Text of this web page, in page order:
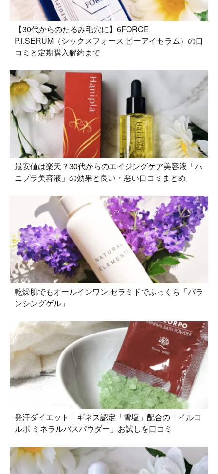
【30代からのたるみ毛穴に】6FORCE
P.i.SERUM（シックスフォース ピーアイセラム）の口
コミと定期購入解約まで
最安値は楽天？30代からのエイジングケア美容液「ハ
ニプラ美容液」の効果と良い・悪い口コミまとめ
乾燥肌でもオールインワン!セラミドでふっくら「バラ
ンシングゲル」
発汗ダイエット！ギネス認定「雪塩」配合の「イルコ
ルポ ミネラルバスパウダー」お試しを口コミ